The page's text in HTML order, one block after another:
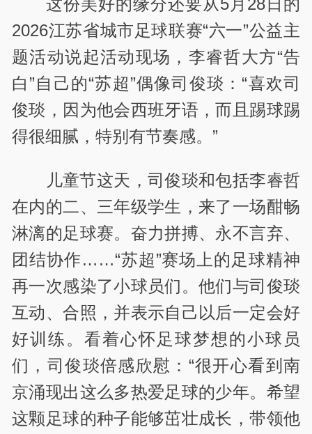
这份美好的缘分还要从5月28日的
2026江苏省城市足球联赛“六一”公益主
题活动说起活动现场，李睿哲大方“告
白”自己的“苏超”偶像司俊琰：“喜欢司
俊琰，因为他会西班牙语，而且踢球踢
得很细腻，特别有节奏感。”
儿童节这天，司俊琰和包括李睿哲
在内的二、三年级学生，来了一场酣畅
淋漓的足球赛。奋力拼搏、永不言弃、
团结协作……“苏超”赛场上的足球精神
再一次感染了小球员们。他们与司俊琰
互动、合照，并表示自己以后一定会好
好训练。看着心怀足球梦想的小球员
们，司俊琰倍感欣慰：“很开心看到南
京涌现出这么多热爱足球的少年。希望
这颗足球的种子能够茁壮成长，带领他